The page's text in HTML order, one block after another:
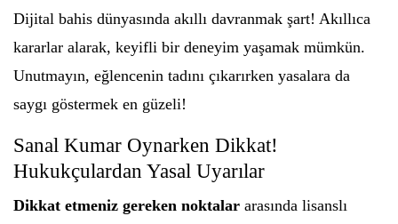
Dijital bahis dünyasında akıllı davranmak şart! Akıllıca
kararlar alarak, keyifli bir deneyim yaşamak mümkün.
Unutmayın, eğlencenin tadını çıkarırken yasalara da
saygı göstermek en güzeli!
Sanal Kumar Oynarken Dikkat!
Hukukçulardan Yasal Uyarılar
Dikkat etmeniz gereken noktalar arasında lisanslı